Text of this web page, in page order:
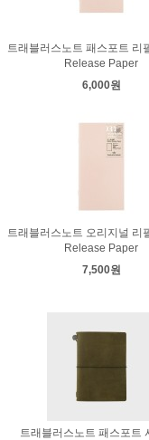
트래블러스노트 패스포트 리
Release Paper
6,000원
트래블러스노트 오리지널 리
Release Paper
7,500원
트래블러스노트 패스포트